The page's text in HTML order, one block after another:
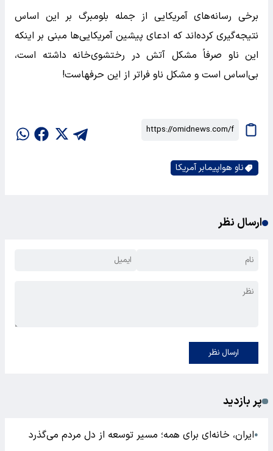
برخی رسانه‌های آمریکایی از جمله بلومبرگ بر این اساس
نتیجه‌گیری کرده‌اند که ادعای پیشین آمریکایی‌ها مبنی بر اینکه
این ناو صرفاً مشکل آتش در رختشوی‌خانه داشته است،
بی‌اساس است و مشکل ناو فراتر از این حرفهاست!
ناو هواپیمابر آمریکا
ارسال نظر
ارسال نظر
پر بازدید
●ایران، خانه‌ای برای همه؛ مسیر توسعه از دل مردم می‌گذرد